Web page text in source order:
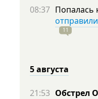
08:37 Попалась
11
5 августа
21:53 Обстрел